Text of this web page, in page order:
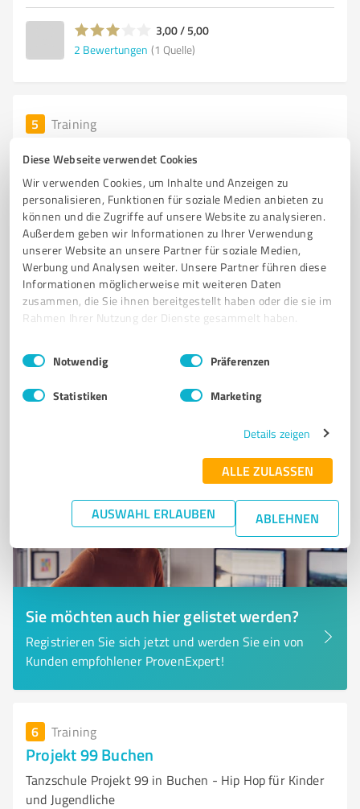
Diese Webseite verwendet Cookies
Wir verwenden Cookies, um Inhalte und Anzeigen zu
personalisieren, Funktionen für soziale Medien anbieten zu
können und die Zugriffe auf unsere Website zu analysieren.
Außerdem geben wir Informationen zu Ihrer Verwendung
unserer Website an unsere Partner für soziale Medien,
Werbung und Analysen weiter. Unsere Partner führen diese
Informationen möglicherweise mit weiteren Daten
zusammen, die Sie ihnen bereitgestellt haben oder die sie im
Rahmen Ihrer Nutzung der Dienste gesammelt haben.
Impressum Datenschutzbestimmungen
Einwilligungsauswahl
Notwendig Präferenzen
Statistiken Marketing
Details zeigen
ALLE ZULASSEN
AUSWAHL ERLAUBEN ABLEHNEN
3,00 / 5,00
2 Bewertungen (1 Quelle)
5 Training
Wellness in Osterburken
FITNESSSTUDIO GESUNDHEITSZENTRUM REHABILITATION
PRÄVENTION EGYM MOBILITY-TRAINING
WELLNESS PHYSIOTHERAPIE OSTEOPATHIE
INDIVIDUELLES TRAINING GESUNDHEITSFÖRDERUNG
Güterhallenstraße 2, 74706 Osterburken
0,00 / 5,00
Sie möchten auch hier gelistet werden?
Registrieren Sie sich jetzt und werden Sie ein von
Kunden empfohlener ProvenExpert!
6 Training
Projekt 99 Buchen
Tanzschule Projekt 99 in Buchen - Hip Hop für Kinder
und Jugendliche